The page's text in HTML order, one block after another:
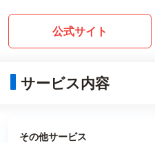
公式サイト
サービス内容
その他サービス